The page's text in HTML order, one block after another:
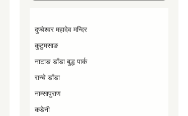
दुप्चेश्वर महादेव मन्दिर
कुटुमसाङ
नाटाङ डाँडा बुद्ध पार्क
रान्चे डाँडा
नाम्सापुराण
कडेनी